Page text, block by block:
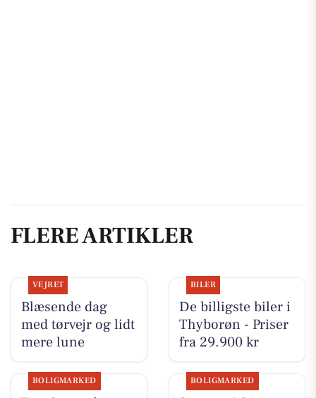
FLERE ARTIKLER
VEJRET
Blæsende dag
med tørvejr og lidt
mere lune
BILER
De billigste biler i
Thyborøn - Priser
fra 29.900 kr
BOLIGMARKED BOLIGMARKED